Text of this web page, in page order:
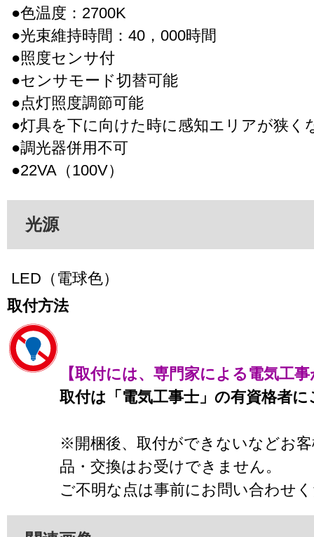
●色温度：2700K
●光束維持時間：40，000時間
●照度センサ付
●センサモード切替可能
●点灯照度調節可能
●灯具を下に向けた時に感知エリアが狭く
●調光器併用不可
●22VA（100V）
光源
LED（電球色）
取付方法
【取付には、専門家による電気工
取付は「電気工事士」の有資格者
※開梱後、取付ができないなどお
品・交換はお受けできません。
ご不明な点は事前にお問い合わせ